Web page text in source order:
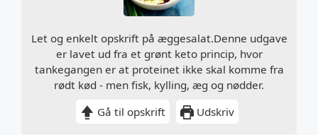
Let og enkelt opskrift på æggesalat.Denne udgave
er lavet ud fra et grønt keto princip, hvor
tankegangen er at proteinet ikke skal komme fra
rødt kød - men fisk, kylling, æg og nødder.
Gå til opskrift
Udskriv